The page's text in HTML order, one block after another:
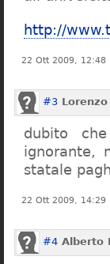
http://
22 Ott 2009, 12:48
#3 Lorenzo
dubito
ignorante,
statale
22 Ott 2009, 14:29
#4 Alberto